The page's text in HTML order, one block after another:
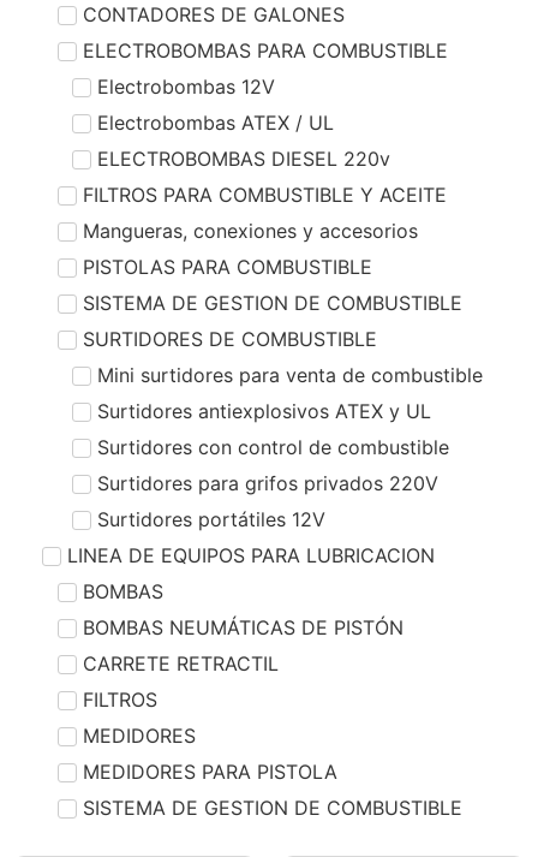
CONTADORES DE GALONES
ELECTROBOMBAS PARA COMBUSTIBLE
Electrobombas 12V
Electrobombas ATEX / UL
ELECTROBOMBAS DIESEL 220v
FILTROS PARA COMBUSTIBLE Y ACEITE
Mangueras, conexiones y accesorios
PISTOLAS PARA COMBUSTIBLE
SISTEMA DE GESTION DE COMBUSTIBLE
SURTIDORES DE COMBUSTIBLE
Mini surtidores para venta de combustible
Surtidores antiexplosivos ATEX y UL
Surtidores con control de combustible
Surtidores para grifos privados 220V
Surtidores portátiles 12V
LINEA DE EQUIPOS PARA LUBRICACION
BOMBAS
BOMBAS NEUMÁTICAS DE PISTÓN
CARRETE RETRACTIL
FILTROS
MEDIDORES
MEDIDORES PARA PISTOLA
SISTEMA DE GESTION DE COMBUSTIBLE